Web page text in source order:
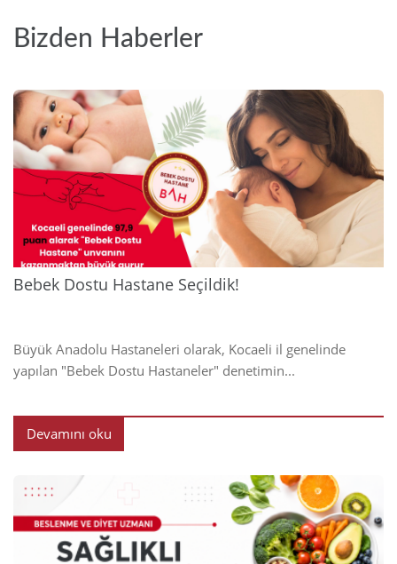
Bizden Haberler
2024
Bebek Dostu Hastane Seçildik!
Büyük Anadolu Hastaneleri olarak, Kocaeli il genelinde
yapılan "Bebek Dostu Hastaneler" denetimin...
Devamını oku